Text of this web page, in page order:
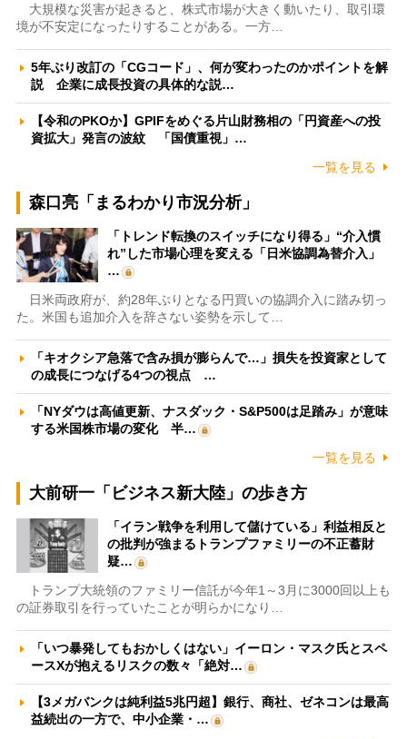
大規模な災害が起きると、株式市場が大きく動いたり、取引環
境が不安定になったりすることがある。一方…
5年ぶり改訂の「CGコード」、何が変わったのかポイントを解
説 企業に成長投資の具体的な説…
【令和のPKOか】GPIFをめぐる片山財務相の「円資産への投
資拡大」発言の波紋 「国債重視」…
一覧を見る
森口亮「まるわかり市況分析」
「トレンド転換のスイッチになり得る」“介入慣
れ”した市場心理を変える「日米協調為替介入」
…
日米両政府が、約28年ぶりとなる円買いの協調介入に踏み切っ
た。米国も追加介入を辞さない姿勢を示して…
「キオクシア急落で含み損が膨らんで…」損失を投資家として
の成長につなげる4つの視点 …
「NYダウは高値更新、ナスダック・S&P500は足踏み」が意味
する米国株市場の変化 半…
一覧を見る
大前研一「ビジネス新大陸」の歩き方
「イラン戦争を利用して儲けている」利益相反と
の批判が強まるトランプファミリーの不正蓄財
疑…
トランプ大統領のファミリー信託が今年1～3月に3000回以上も
の証券取引を行っていたことが明らかになり…
「いつ暴発してもおかしくはない」イーロン・マスク氏とスペ
ースXが抱えるリスクの数々「絶対…
【3メガバンクは純利益5兆円超】銀行、商社、ゼネコンは最高
益続出の一方で、中小企業・…